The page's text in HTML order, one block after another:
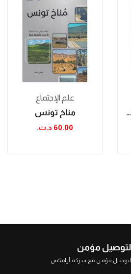
علم الإجتماع
مناخ تونس
60.00 د.ت.‏
الوسائل السمعية والبصرية وأثرها في العملية...
مؤمن
مؤمن مع شركة أرامكس